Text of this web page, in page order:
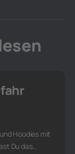
Hoodies mit
Du das…